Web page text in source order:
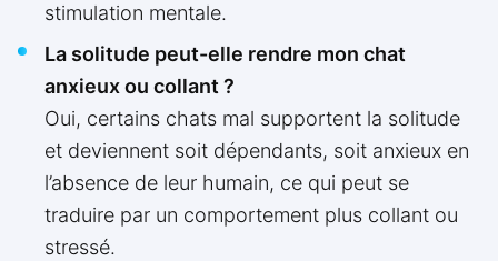
stimulation mentale.
La solitude peut-elle rendre mon chat
anxieux ou collant ?
Oui, certains chats mal supportent la solitude
et deviennent soit dépendants, soit anxieux en
l’absence de leur humain, ce qui peut se
traduire par un comportement plus collant ou
stressé.